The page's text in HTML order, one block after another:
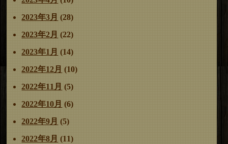
2023年3月 (28)
2023年2月 (22)
2023年1月 (14)
2022年12月 (10)
2022年11月 (5)
2022年10月 (6)
2022年9月 (5)
2022年8月 (11)